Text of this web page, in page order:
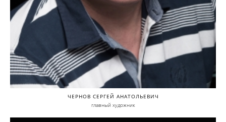
ЧЕРНОВ СЕРГЕЙ АНАТОЛЬЕВИЧ
главный художник